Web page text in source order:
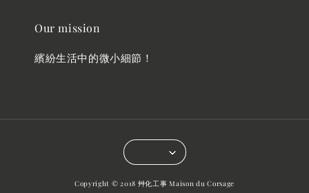
Our mission
繽紛生活中的微小細節！
Copyright © 2018 艸化工事 Maison du Corsage